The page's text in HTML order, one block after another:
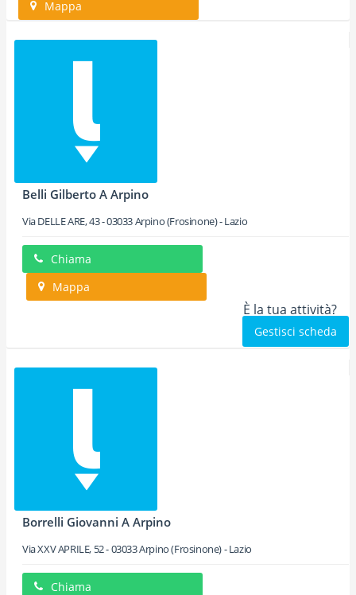
Mappa
Belli Gilberto A Arpino
Via DELLE ARE, 43-03033Arpino(Frosinone) -Lazio
Chiama
Mappa
È la tua attività?
Gestisci scheda
Borrelli Giovanni A Arpino
Via XXV APRILE, 52-03033Arpino(Frosinone) -Lazio
Chiama